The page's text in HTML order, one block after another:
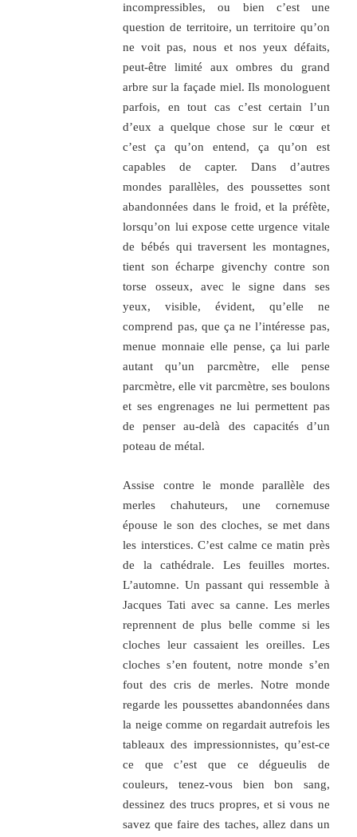
incompressibles, ou bien c’est une
question de territoire, un territoire qu’on
ne voit pas, nous et nos yeux défaits,
peut-être limité aux ombres du grand
arbre sur la façade miel. Ils monologuent
parfois, en tout cas c’est certain l’un
d’eux a quelque chose sur le cœur et
c’est ça qu’on entend, ça qu’on est
capables de capter. Dans d’autres
mondes parallèles, des poussettes sont
abandonnées dans le froid, et la préfète,
lorsqu’on lui expose cette urgence vitale
de bébés qui traversent les montagnes,
tient son écharpe givenchy contre son
torse osseux, avec le signe dans ses
yeux, visible, évident, qu’elle ne
comprend pas, que ça ne l’intéresse pas,
menue monnaie elle pense, ça lui parle
autant qu’un parcmètre, elle pense
parcmètre, elle vit parcmètre, ses boulons
et ses engrenages ne lui permettent pas
de penser au-delà des capacités d’un
poteau de métal.
Assise contre le monde parallèle des
merles chahuteurs, une cornemuse
épouse le son des cloches, se met dans
les interstices. C’est calme ce matin près
de la cathédrale. Les feuilles mortes.
L’automne. Un passant qui ressemble à
Jacques Tati avec sa canne. Les merles
reprennent de plus belle comme si les
cloches leur cassaient les oreilles. Les
cloches s’en foutent, notre monde s’en
fout des cris de merles. Notre monde
regarde les poussettes abandonnées dans
la neige comme on regardait autrefois les
tableaux des impressionnistes, qu’est-ce
ce que c’est que ce dégueulis de
couleurs, tenez-vous bien bon sang,
dessinez des trucs propres, et si vous ne
savez que faire des taches, allez dans un